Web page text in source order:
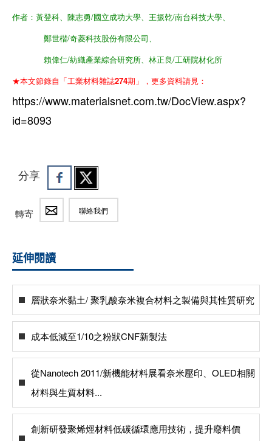
作者：黃登科、陳志勇/國立成功大學、王振乾/南台科技大學、
鄭世楷/奇菱科技股份有限公司、
賴偉仁/紡織產業綜合研究所、林正良/工研院材化所
★本文節錄自「工業材料雜誌274期」，更多資料請見：
https://www.materialsnet.com.tw/DocView.aspx?
id=8093
分享
轉寄 聯絡我們
延伸閱讀
層狀奈米黏土/ 聚乳酸奈米複合材料之製備與其性質研究
成本低減至1/10之粉狀CNF新製法
從Nanotech 2011/新機能材料展看奈米壓印、OLED相關
材料與生質材料...
創新研發聚烯烴材料低碳循環應用技術，提升廢料價